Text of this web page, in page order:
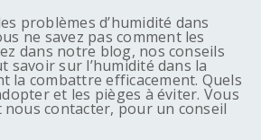
problèmes d’humidité dans
ne savez pas comment les
dans notre blog, nos conseils
savoir sur l’humidité dans la
la combattre efficacement. Quels
et les pièges à éviter. Vous
nous contacter, pour un conseil